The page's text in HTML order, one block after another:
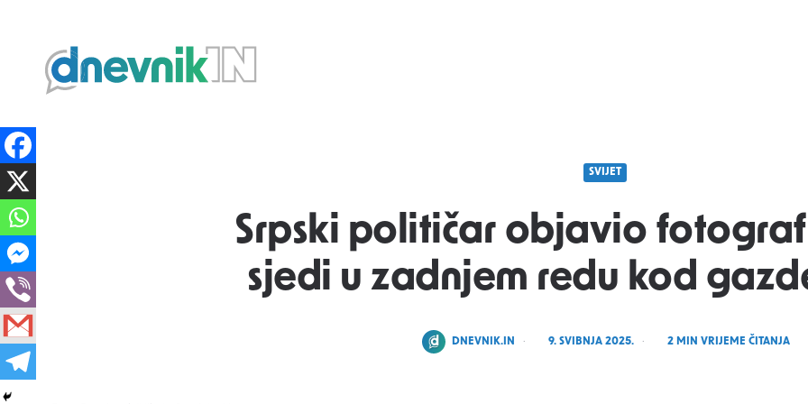
Dnevnik.in
SVIJET
Srpski političar objavio
sjedi u zadnjem redu kod
POSTED
DNEVNIK.IN 9. SVIBNJA 2025. 2MIN VRIJEME ČITANJA